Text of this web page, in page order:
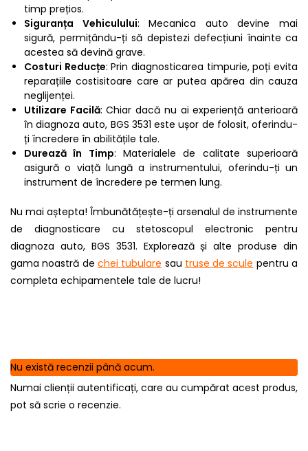
timp prețios.
Siguranța Vehiculului: Mecanica auto devine mai
sigură, permițându-ți să depistezi defecțiuni înainte ca
acestea să devină grave.
Costuri Reducțe: Prin diagnosticarea timpurie, poți evita
reparațiile costisitoare care ar putea apărea din cauza
neglijenței.
Utilizare Facilă: Chiar dacă nu ai experiență anterioară
în diagnoza auto, BGS 3531 este ușor de folosit, oferindu-
ți încredere în abilitățile tale.
Durează în Timp: Materialele de calitate superioară
asigură o viață lungă a instrumentului, oferindu-ți un
instrument de încredere pe termen lung.
Nu mai aștepta! Îmbunătățește-ți arsenalul de instrumente
de diagnosticare cu stetoscopul electronic pentru
diagnoza auto, BGS 3531. Explorează și alte produse din
gama noastră de chei tubulare sau truse de scule pentru a
completa echipamentele tale de lucru!
Nu există recenzii până acum.
Numai clienții autentificați, care au cumpărat acest produs,
pot să scrie o recenzie.